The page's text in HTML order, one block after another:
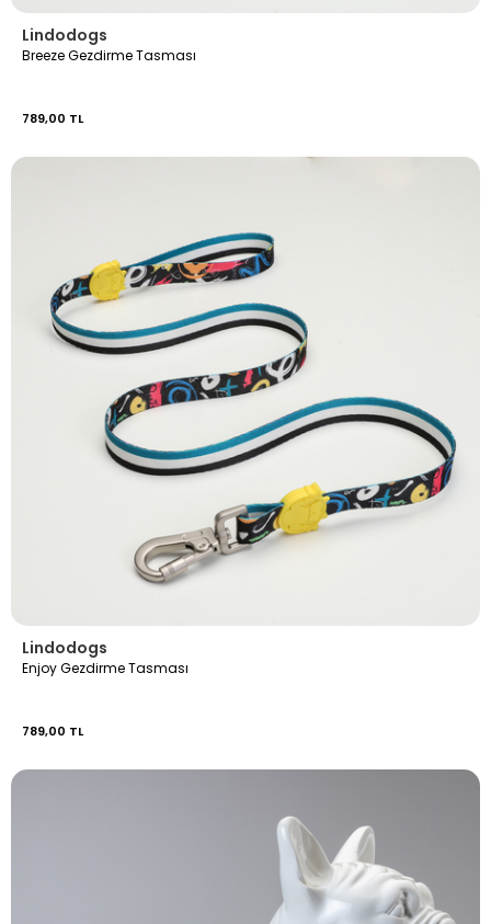
Lindodogs
Breeze Gezdirme Tasması
789,00 TL
Lindodogs
Enjoy Gezdirme Tasması
789,00 TL